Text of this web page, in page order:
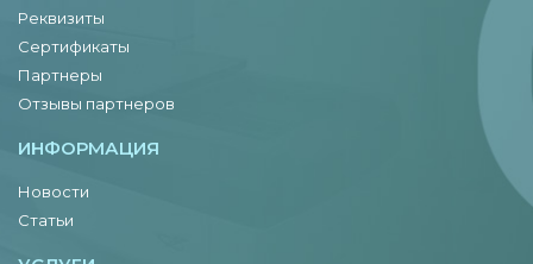
Реквизиты
Сертификаты
Партнеры
Отзывы партнеров
ИНФОРМАЦИЯ
Новости
Статьи